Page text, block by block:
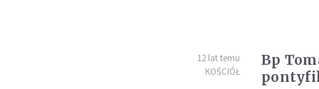
12 lat temu
KOŚCIÓŁ
Bp